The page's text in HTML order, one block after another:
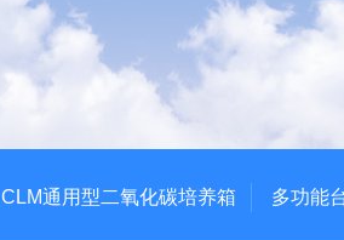
CLM通用型二氧化碳培养箱 多功能